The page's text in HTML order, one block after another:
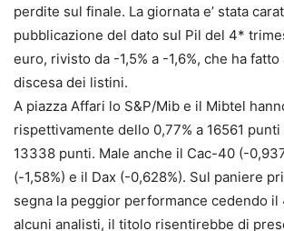
perdite sul finale. La giornata e’ stata
pubblicazione del dato sul Pil del 4*
euro, rivisto da -1,5% a -1,6%, che ha
discesa dei listini.
A piazza Affari lo S&P/Mib e il Mibtel
rispettivamente dello 0,77% a 16561
13338 punti. Male anche il Cac-40 (-
(-1,58%) e il Dax (-0,628%). Sul paniere
segna la peggior performance cedendo il
alcuni analisti, il titolo risentirebbe di